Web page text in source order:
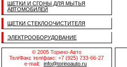
ЩЕТКИ И СГОНЫ ДЛЯ МЫТЬЯ
АВТОМОБИЛЕЙ
ЩЕТКИ СТЕКЛООЧИСТИТЕЛЯ
ЭЛЕКТРООБОРУДОВАНИЕ
© 2005 Торино-Авто
Тел/Факс тел/факс: +7 (925) 733-66-27
e-mail:
info@torinoauto.ru